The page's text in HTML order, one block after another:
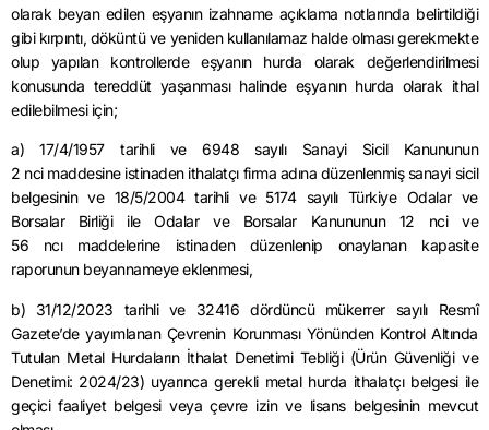
olarak beyan edilen eşyanın izahnameaçıklama notlarında belirtildiği
gibi kırpıntı, döküntü ve yeniden kullanılamaz halde olması gerekmekte
olup yapılan kontrollerde eşyanın hurda olarak değerlendirilmesi
konusunda tereddüt yaşanması halinde eşyanın hurda olarak ithal
edilebilmesi için;
a)17/4/1957tarihli ve 6948 sayılı Sanayi Sicil Kanununun
2 ncimaddesine istinaden ithalatçı firma adına düzenlenmiş sanayi sicil
belgesinin ve 18/5/2004 tarihli ve 5174 sayılı Türkiye Odalar ve
Borsalar Birliği ile Odalar ve Borsalar Kanununun 12 ncive
56 ncımaddelerine istinaden düzenlenip onaylanan kapasite
raporunun beyannameye eklenmesi,
b) 31/12/2023 tarihli ve 32416 dördüncü mükerrer sayılı Resmî
Gazete’de yayımlanan Çevrenin Korunması Yönünden Kontrol Altında
Tutulan Metal Hurdaların İthalat Denetimi Tebliği (Ürün Güvenliği ve
Denetimi: 2024/23) uyarınca gerekli metal hurda ithalatçı belgesi ile
geçici faaliyet belgesi veya çevre izin ve lisans belgesinin mevcut